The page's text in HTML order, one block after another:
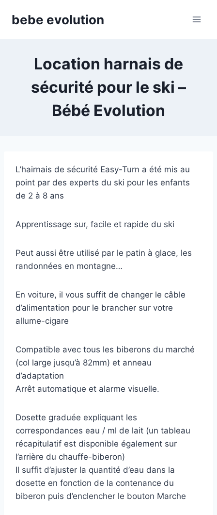
bebe evolution
Location harnais de
sécurité pour le ski –
Bébé Evolution
L’hairnais de sécurité Easy-Turn a été mis au
point par des experts du ski pour les enfants
de 2 à 8 ans
Apprentissage sur, facile et rapide du ski
Peut aussi être utilisé par le patin à glace, les
randonnées en montagne…
En voiture, il vous suffit de changer le câble
d’alimentation pour le brancher sur votre
allume-cigare
Compatible avec tous les biberons du marché
(col large jusqu’à 82mm) et anneau
d’adaptation
Arrêt automatique et alarme visuelle.
Dosette graduée expliquant les
correspondances eau / ml de lait (un tableau
récapitulatif est disponible également sur
l’arrière du chauffe-biberon)
Il suffit d’ajuster la quantité d’eau dans la
dosette en fonction de la contenance du
biberon puis d’enclencher le bouton Marche